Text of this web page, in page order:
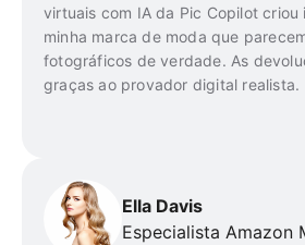
virtuais com IA da Pic Copilot criou
minha marca de moda que
fotográficos de verdade. As
graças ao provador digital realista.
Ella Davis
Especialista Amazon